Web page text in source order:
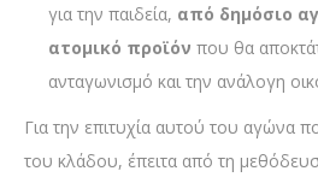
για την παιδεία, από δημόσιο
ατομικό προϊόν που θα
ανταγωνισμό και την ανάλογη
Για την επιτυχία αυτού του αγώνα
του κλάδου, έπειτα από τη